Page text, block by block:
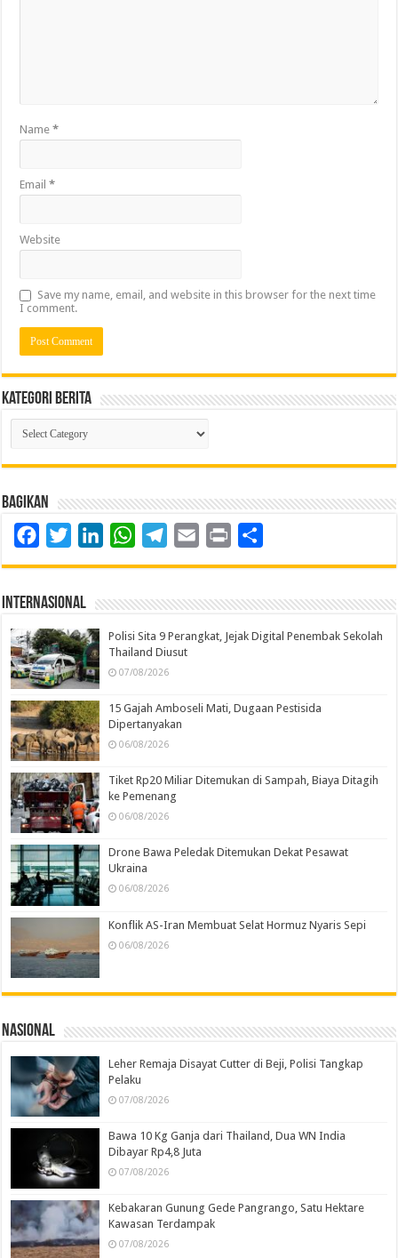
Name*
Email*
Website
Save my name, email, and website in this browser for the next time
I comment.
Kategori Berita
Kategori
Berita
Bagikan
FacebookTwitterLinkedInWhatsAppTelegram
Email Print
Internasional
Polisi Sita 9 Perangkat, Jejak Digital Penembak Sekolah
Thailand Diusut
07/08/2026
15 Gajah Amboseli Mati, Dugaan Pestisida
Dipertanyakan
06/08/2026
Tiket Rp20 Miliar Ditemukan di Sampah, Biaya Ditagih
ke Pemenang
06/08/2026
Drone Bawa Peledak Ditemukan Dekat Pesawat
Ukraina
06/08/2026
Konflik AS-Iran Membuat Selat Hormuz Nyaris Sepi
06/08/2026
Nasional
Leher Remaja Disayat Cutter di Beji, Polisi Tangkap
Pelaku
07/08/2026
Bawa 10 Kg Ganja dari Thailand, Dua WN India
Dibayar Rp4,8 Juta
07/08/2026
Kebakaran Gunung Gede Pangrango, Satu Hektare
Kawasan Terdampak
07/08/2026